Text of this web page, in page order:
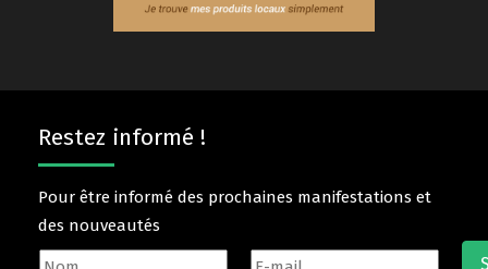
Restez informé !
Pour être informé des prochaines manifestations et
des nouveautés